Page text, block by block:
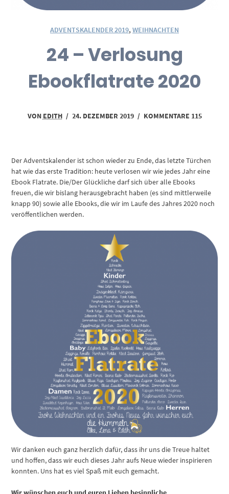
ADVENTSKALENDER 2019,WEIHNACHTEN
24 – Verlosung
Ebookflatrate 2020
VON EDITH / 24. DEZEMBER 2019 / KOMMENTARE 115
Der Adventskalender ist schon wieder zu Ende, das letzte Türchen
hat wie das erste Tradition: heute verlosen wir wie jedes Jahr eine
Ebook Flatrate. Die/Der Glückliche darf sich über alle Ebooks
freuen, die wir bislang herausgebracht haben (es sind mittlerweile
knapp 90) sowie alle Ebooks, die wir im Laufe des Jahres 2020 noch
veröffentlichen werden.
Wir danken euch ganz herzlich dafür, dass ihr uns die Treue haltet
und hoffen, dass wir euch dieses Jahr aufs Neue wieder inspirieren
konnten. Uns hat es viel Spaß mit euch gemacht.